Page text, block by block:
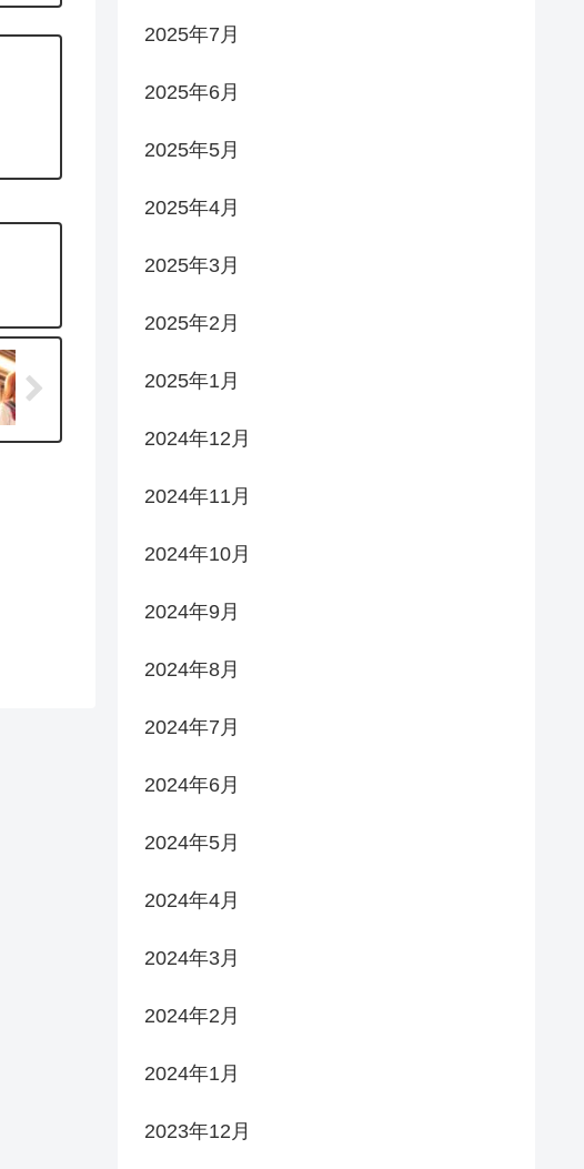
2025年7月
2025年6月
2025年5月
2025年4月
2025年3月
2025年2月
2025年1月
2024年12月
2024年11月
2024年10月
2024年9月
2024年8月
2024年7月
2024年6月
2024年5月
2024年4月
2024年3月
2024年2月
2024年1月
2023年12月